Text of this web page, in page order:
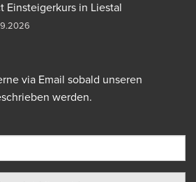
Einsteigerkurs in Liestal
via Email sobald unseren
werden.